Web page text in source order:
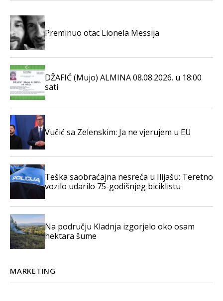
Preminuo otac Lionela Messija
DŽAFIĆ (Mujo) ALMINA 08.08.2026. u 18:00
sati
Vučić sa Zelenskim: Ja ne vjerujem u EU
Teška saobraćajna nesreća u Ilijašu: Teretno
vozilo udarilo 75-godišnjeg biciklistu
Na području Kladnja izgorjelo oko osam
hektara šume
MARKETING